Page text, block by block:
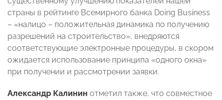
страны в рейтинге Всемирного банка Doing Business
– «налицо – положительная динамика по получению
разрешений на строительство», внедряются
соответствующие электронные процедуры, в скором
ожидается использование принципа «одного окна»
при получении и рассмотрении заявки.
Александр Калинин отметил также, что совместное